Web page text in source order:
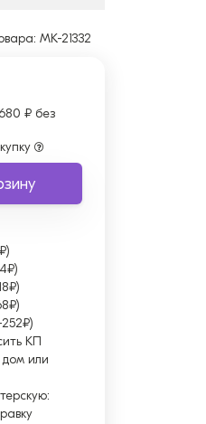
MK-21332
₽ без
КП
или